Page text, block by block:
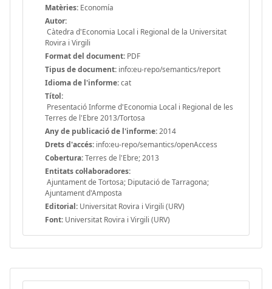
Matèries: Economía
Autor:
Càtedra d'Economia Local i Regional de la Universitat
Rovira i Virgili
Format del document: PDF
Tipus de document: info:eu-repo/semantics/report
Idioma de l'informe:cat
Títol:
Presentació Informe d'Economia Local i Regional de les
Terres de l'Ebre 2013/Tortosa
Any de publicació de l'informe:2014
Drets d'accés: info:eu-repo/semantics/openAccess
Cobertura:Terres de l'Ebre; 2013
Entitats col·laboradores:
Ajuntament de Tortosa; Diputació de Tarragona;
Ajuntament d'Amposta
Editorial: Universitat Rovira i Virgili (URV)
Font: Universitat Rovira i Virgili (URV)